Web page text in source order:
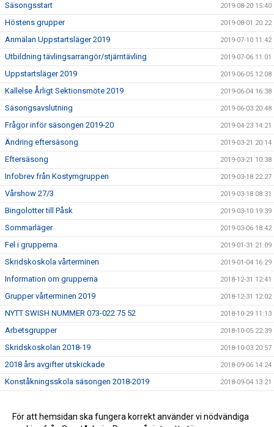
Säsongsstart 2019-08-20 15:40
Höstens grupper 2019-08-01 20:22
Anmälan Uppstartsläger 2019 2019-07-10 11:42
Utbildning tävlingsarrangör/stjärntävling 2019-07-06 11:01
Uppstartsläger 2019 2019-06-05 12:08
Kallelse Årligt Sektionsmöte 2019 2019-06-04 16:38
Säsongsavslutning 2019-06-03 20:48
Frågor inför säsongen 2019-20 2019-04-23 14:21
Ändring eftersäsong 2019-03-21 20:14
Eftersäsong 2019-03-21 10:38
Infobrev från Kostymgruppen 2019-03-18 22:27
Vårshow 27/3 2019-03-18 08:31
Bingolotter till Påsk 2019-03-10 19:39
Sommarläger 2019-03-06 18:42
Fel i grupperna 2019-01-31 21:09
Skridskoskola vårterminen 2019-01-04 16:29
Information om grupperna 2018-12-31 12:41
Grupper vårterminen 2019 2018-12-31 12:02
NYTT SWISH NUMMER 073-022 75 52 2018-10-29 11:13
Arbetsgrupper 2018-10-05 22:39
Skridskoskolan 2018-19 2018-10-03 20:57
2018 års avgifter utskickade 2018-09-06 14:24
Konståkningsskola säsongen 2018-2019 2018-09-04 13:21
Säsongen 2018-2019 2018-08-27 13:26
För att hemsidan ska fungera korrekt använder vi nödvändiga